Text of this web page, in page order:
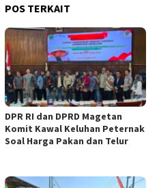
POS TERKAIT
DPR RI dan DPRD Magetan
Komit Kawal Keluhan Peternak
Soal Harga Pakan dan Telur